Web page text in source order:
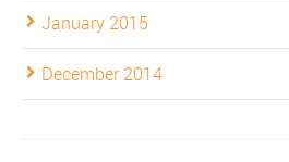
January 2015
December 2014